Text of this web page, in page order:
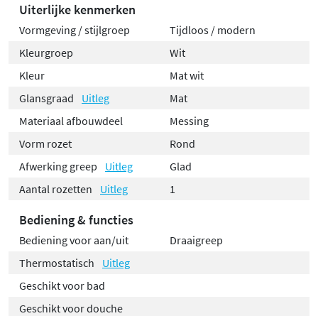
Uiterlijke kenmerken
Vormgeving / stijlgroep
Tijdloos / modern
Kleurgroep
Wit
Kleur
Mat wit
Glansgraad
Uitleg
Mat
Materiaal afbouwdeel
Messing
Vorm rozet
Rond
Afwerking greep
Uitleg
Glad
Aantal rozetten
Uitleg 1
Bediening & functies
Bediening voor aan/uit
Draaigreep
Thermostatisch
Uitleg
Geschikt voor bad
Geschikt voor douche